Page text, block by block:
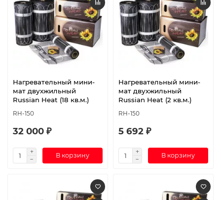
Нагревательный мини-
мат двухжильный
Russian Heat (18 кв.м.)
RH-150
32 000 ₽
В корзину
Нагревательный мини-
мат двухжильный
Russian Heat (2 кв.м.)
RH-150
5 692 ₽
В корзину